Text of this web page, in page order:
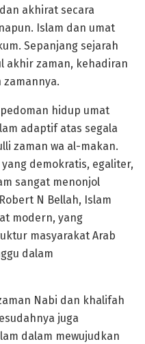
akhirat secara
Islam dan umat
Sepanjang sejarah
akhir zaman, kehadiran
zamannya.
hidup umat
adaptif atas segala
zaman wa al-makan.
demokratis, egaliter,
sangat menonjol
N Bellah, Islam
modern, yang
masyarakat Arab
dalam
Nabi dan khalifah
juga
dalam mewujudkan